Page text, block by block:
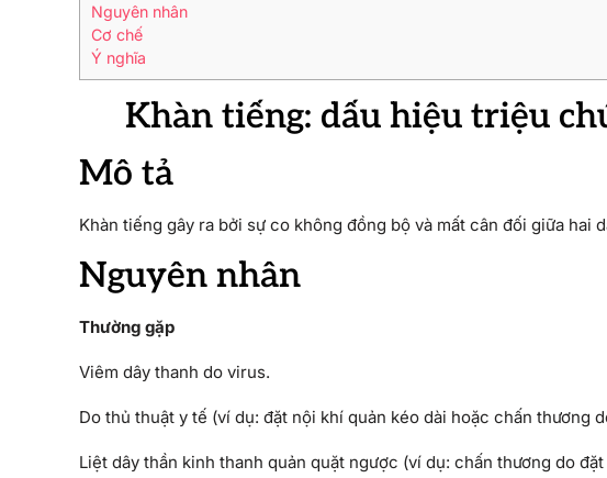
Nguyên nhân
Cơ chế
Ý nghĩa
Khàn tiếng: dấu hiệu triệu
Mô tả
Khàn tiếng gây ra bởi sự co không đồng bộ và mất cân đối giữa hai
Nguyên nhân
Thường gặp
Viêm dây thanh do virus.
Do thủ thuật y tế (ví dụ: đặt nội khí quản kéo dài hoặc chấn thương
Liệt dây thần kinh thanh quản quặt ngược (ví dụ: chấn thương do